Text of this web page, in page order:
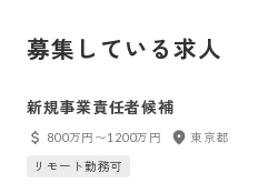
募集している求人
新規事業責任者候補
800万円〜1200万円
東京都
リモート勤務可